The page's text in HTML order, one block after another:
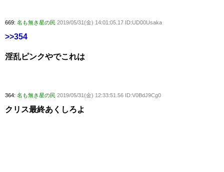
669: 名も無き星の民 2019/05/31(金) 14:01:05.17 ID:UD00Usaka
>>354
淫乱ピンクやでこれは
364: 名も無き星の民 2019/05/31(金) 12:33:51.56 ID:V0BdJ9Cg0
クリス最終あくしろよ